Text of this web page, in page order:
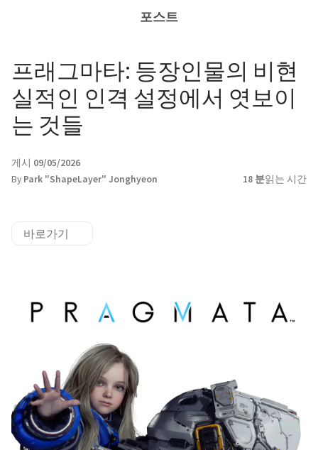
포스트
프래그마타: 등장인물의 비현
실적인 인격 설정에서 엿보이
는 것들
게시 09/05/2026
By Park "ShapeLayer" Jonghyeon 18 분읽는 시간
바로가기